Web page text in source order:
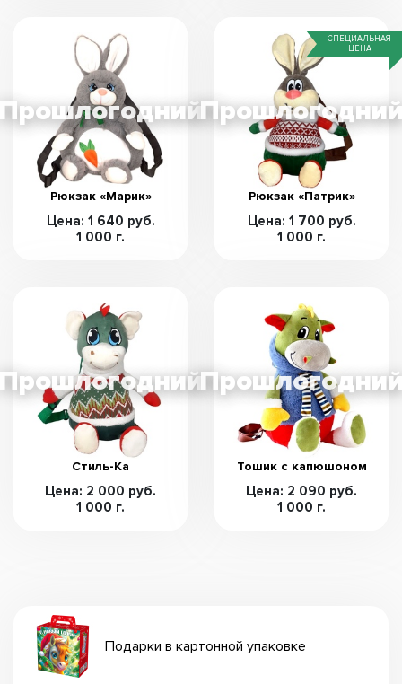
Подарки в картонной упаковке
Рюкзак «Марик»
Цена: 1 640 руб.
1 000 г.
СПЕЦИАЛЬНАЯ
ЦЕНА
Рюкзак «Патрик»
Цена: 1 700 руб.
1 000 г.
Стиль-Ка
Цена: 2 000 руб.
1 000 г.
Тошик с капюшоном
Цена: 2 090 руб.
1 000 г.